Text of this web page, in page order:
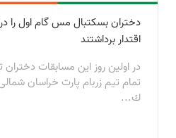
دختران بسكتبال مس گام اول را
اقتدار برداشتند
در اولين روز اين مسابقات دختران
ك...